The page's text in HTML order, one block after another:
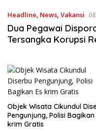
Headline, News, Vakansi
Dua Pegawai
Tersangka Korupsi
Objek Wisata Cikundul
Pengunjung, Polisi Bagikan
krim Gratis